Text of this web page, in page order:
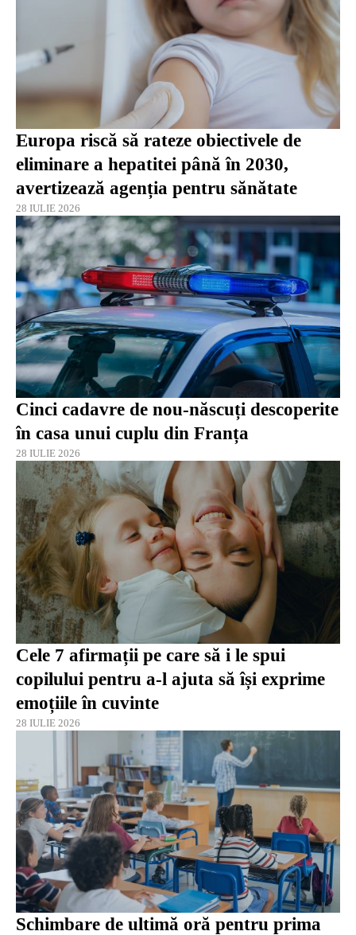
Europa riscă să rateze obiectivele de
eliminare a hepatitei până în 2030,
avertizează agenția pentru sănătate
28 IULIE 2026
Cinci cadavre de nou-născuți descoperite
în casa unui cuplu din Franța
28 IULIE 2026
Cele 7 afirmații pe care să i le spui
copilului pentru a-l ajuta să își exprime
emoțiile în cuvinte
28 IULIE 2026
Schimbare de ultimă oră pentru prima